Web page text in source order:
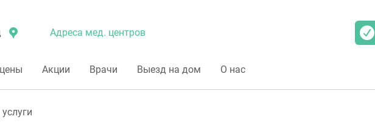
Адреса мед. центров
Акции Врачи Выезд на дом О нас